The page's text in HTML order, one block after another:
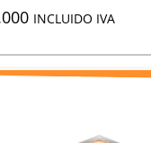
INCLUIDO IVA